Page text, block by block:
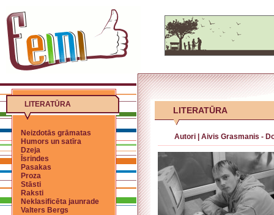
LITERATŪRA
Neizdotās grāmatas
Humors un satīra
Dzeja
Īsrindes
Pasakas
Proza
Stāsti
Raksti
Neklasificēta jaunrade
Valters Bergs
LITERATŪRA
Autori Aivis Grasmanis -